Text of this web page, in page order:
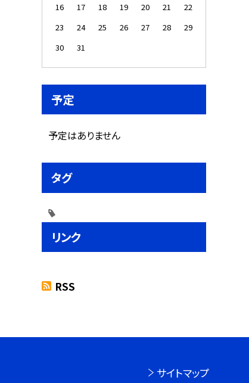
16
17 18 19 20 21
22
23
24 25 26 27 28
29
30
31
予定
予定はありません
タグ
リンク
RSS
サイトマップ